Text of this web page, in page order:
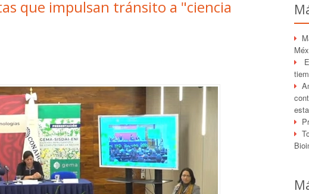
que impulsan tránsito a "ciencia